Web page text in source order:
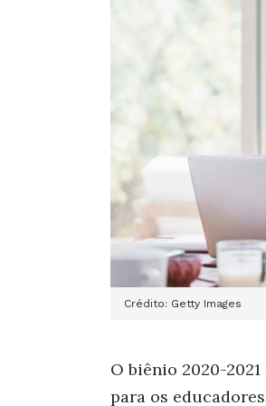
Crédito: Getty Images
O biênio 2020-
para os